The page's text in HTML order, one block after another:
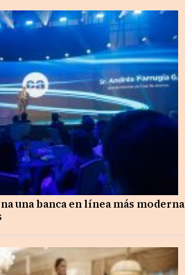
una banca en línea más moderna